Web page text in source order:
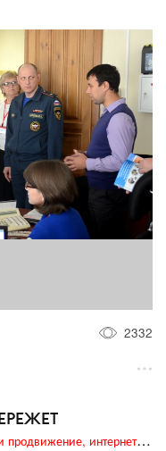
2332
Digital (web-дизайн, интернет-реклама и продвижение, интернет-сообщества и блоги, интернет-коммуникации, мобильный маркетинг, реклама на цифровых экранах)